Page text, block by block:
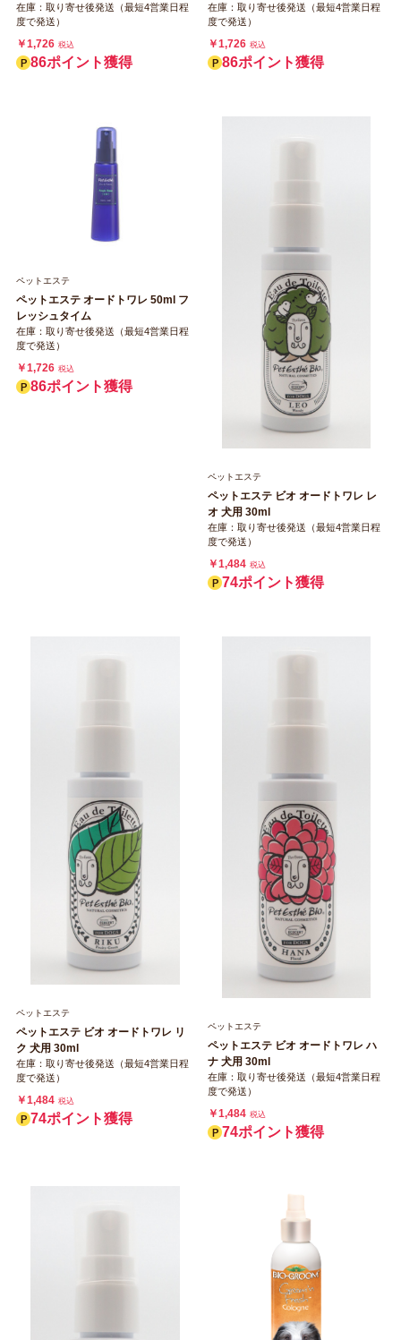
在庫：取り寄せ後発送（最短4営業日程
度で発送）
￥1,726 税込
86ポイント獲得
在庫：取り寄せ後発送（最短4営業日程
度で発送）
￥1,726 税込
86ポイント獲得
ペットエステ
ペットエステ オードトワレ 50ml フ
レッシュタイム
在庫：取り寄せ後発送（最短4営業日程
度で発送）
￥1,726 税込
86ポイント獲得
ペットエステ
ペットエステ ビオ オードトワレ レ
オ 犬用 30ml
在庫：取り寄せ後発送（最短4営業日程
度で発送）
￥1,484 税込
74ポイント獲得
ペットエステ
ペットエステ ビオ オードトワレ リ
ク 犬用 30ml
在庫：取り寄せ後発送（最短4営業日程
度で発送）
￥1,484 税込
74ポイント獲得
ペットエステ
ペットエステ ビオ オードトワレ ハ
ナ 犬用 30ml
在庫：取り寄せ後発送（最短4営業日程
度で発送）
￥1,484 税込
74ポイント獲得